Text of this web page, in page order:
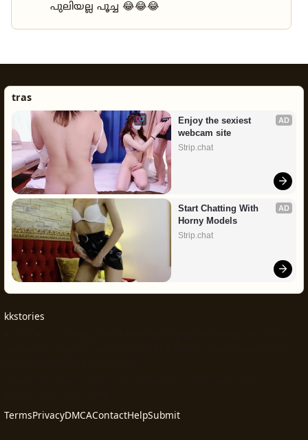
പുലിയല്ല പൂച്ച 😂😂😂
tras
AD
Enjoy the sexiest
webcam site
Strip.chat
AD
Start Chatting With
Horny Models
Strip.chat
kkstories
TermsPrivacyDMCAContactHelpSubmit